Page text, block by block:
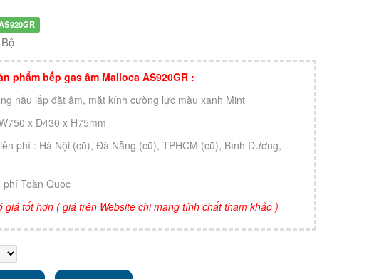
Bộ
phẩm bếp gas âm Malloca AS920GR :
nấu lắp đặt âm, mặt kính cường lực màu xanh Mint
x D430 x H75mm
phí : Hà Nội (cũ), Đà Nẵng (cũ), TPHCM (cũ), Bình Dương,
phí Toàn Quốc
giá tốt hơn ( giá trên Website chi mang tính chất tham khảo )